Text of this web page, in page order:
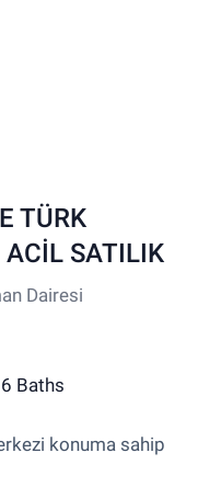
TÜRK
SATILIK
Dairesi
Baths
konuma sahip